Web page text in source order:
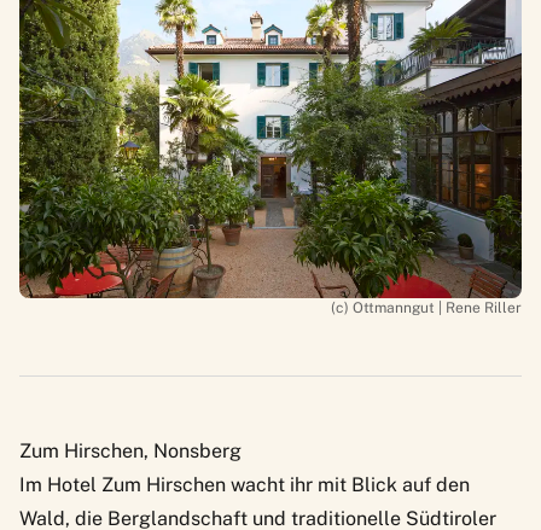
(c) Ottmanngut | Rene Riller
Zum Hirschen, Nonsberg
Im Hotel Zum Hirschen wacht ihr mit Blick auf den
Wald, die Berglandschaft und traditionelle Südtiroler